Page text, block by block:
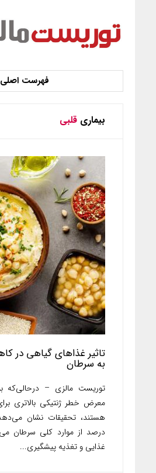
بیماری قلبی
تاثیر غذاهای گیاهی در
به سرطان
توریست مالزی – درحالی‌که
معرض خطر ژنتیکی بالاتری
درصد از موارد کلی سرطان
غذایی و تغذیه پیشگیری...